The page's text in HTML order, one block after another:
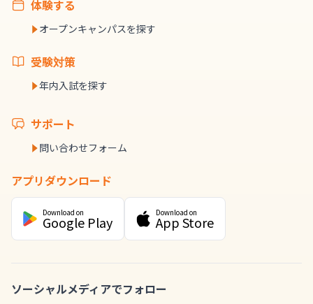
体験する
オープンキャンパスを探す
受験対策
年内入試を探す
サポート
問い合わせフォーム
アプリダウンロード
Download on
Google Play
Download on
App Store
ソーシャルメディアでフォロー